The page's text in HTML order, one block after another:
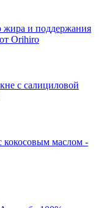
жира и поддержания
Orihiro
с салициловой
кокосовым маслом -